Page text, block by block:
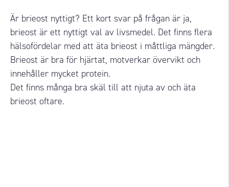
Är brieost nyttigt? Ett kort svar på frågan är ja,
brieost är ett nyttigt val av livsmedel. Det finns flera
hälsofördelar med att äta brieost i måttliga mängder.
Brieost är bra för hjärtat, motverkar övervikt och
innehåller mycket protein.
Det finns många bra skäl till att njuta av och äta
brieost oftare.